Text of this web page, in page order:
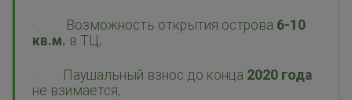
· Возможность открытия острова 6-10
кв.м. в ТЦ;
· Паушальный взнос до конца 2020 года
не взимается;